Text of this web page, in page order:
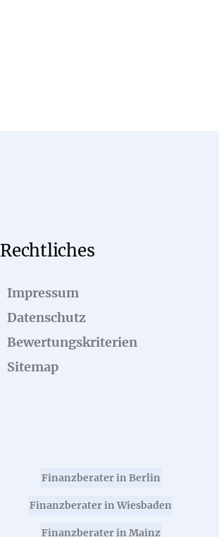
Rechtliches
Impressum
Datenschutz
Bewertungskriterien
Sitemap
Finanzberater in Berlin
Finanzberater in Wiesbaden
Finanzberater in Mainz